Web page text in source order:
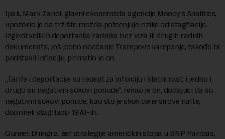
Ipak, Mark Zandi, glavni ekonomista agencije Moody’s Analitics,
upozorio je da tržište možda potcenjuje rizike od stagflacije.
Izgledi velikih deportacija radnika bez viza ili drugih radnih
dokumenata, još jedno obećanje Trampove kampanje, takođe bi
podstakli inflaciju, primetio je on.
„Tarife i deportacije su recept za inflaciju i štetni rast; i jedno i
drugo su negativni šokovi ponude“, rekao je on, dodajući da su
negativni šokovi ponude, kao što je skok cene sirove nafte,
doprineli stagflaciji 1970-ih.
Guneet Dhingra, šef strategije američkih stopa u BNP Paribas,